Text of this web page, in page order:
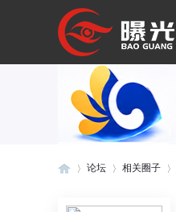
论坛 相关圈子